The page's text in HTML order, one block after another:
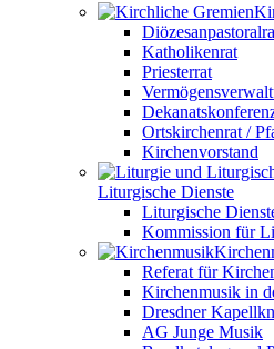
Katholikenrat
Priesterrat
Ortskirchenrat /
Kirchenvorstand
Liturgische Dienste
Liturgische
Kommission für
Referat für
Kirchenmusik in
Dresdner
AG Junge Musik